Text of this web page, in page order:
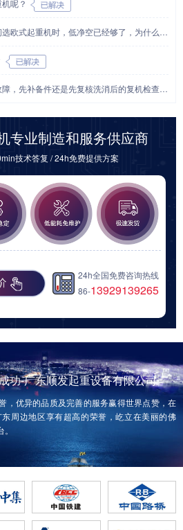
呢？
机时，低净空已经够了，为什么还要继续核对静电接地？
补备件还是先复核洗消后的复机检查和照明盲区？
专业制造和服务供应商
技术答复 / 24h免费提供方案
24h全国免费咨询热线
86-13929139265
功-广东顺发起重设备有限公司
，优异的品质及完善的服务赢得世界点赞，在
周边地区享有超高的荣誉，屹立在美丽的佛